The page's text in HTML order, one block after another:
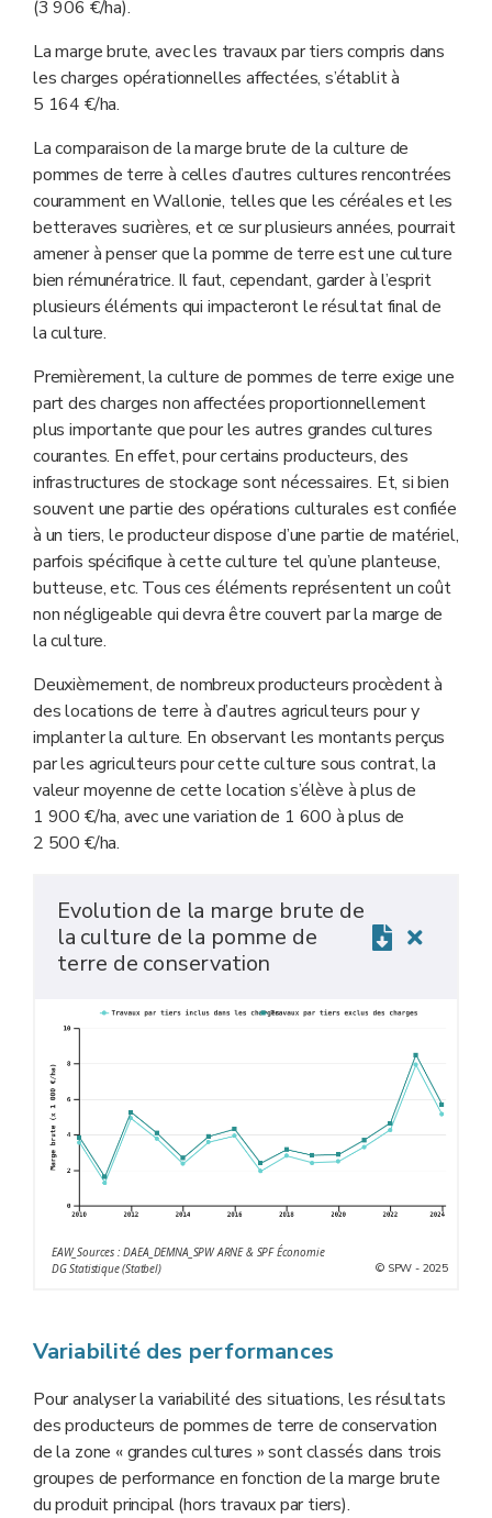
(3 906 €/ha).
La marge brute, avec les travaux par tiers compris dans
les charges opérationnelles affectées, s’établit à
5 164 €/ha.
La comparaison de la marge brute de la culture de
pommes de terre à celles d’autres cultures rencontrées
couramment en Wallonie, telles que les céréales et les
betteraves sucrières, et ce sur plusieurs années, pourrait
amener à penser que la pomme de terre est une culture
bien rémunératrice. Il faut, cependant, garder à l’esprit
plusieurs éléments qui impacteront le résultat final de
la culture.
Premièrement, la culture de pommes de terre exige une
part des charges non affectées proportionnellement
plus importante que pour les autres grandes cultures
courantes. En effet, pour certains producteurs, des
infrastructures de stockage sont nécessaires. Et, si bien
souvent une partie des opérations culturales est confiée
à un tiers, le producteur dispose d’une partie de matériel,
parfois spécifique à cette culture tel qu’une planteuse,
butteuse, etc. Tous ces éléments représentent un coût
non négligeable qui devra être couvert par la marge de
la culture.
Deuxièmement, de nombreux producteurs procèdent à
des locations de terre à d’autres agriculteurs pour y
implanter la culture. En observant les montants perçus
par les agriculteurs pour cette culture sous contrat, la
valeur moyenne de cette location s’élève à plus de
1 900 €/ha, avec une variation de 1 600 à plus de
2 500 €/ha.
Evolution de la marge brute de
la culture de la pomme de
terre de conservation
EAW_Sources : DAEA_DEMNA_SPW ARNE & SPF Économie
DG Statistique (Statbel)
© SPW - 2025
Variabilité des performances
Pour analyser la variabilité des situations, les résultats
des producteurs de pommes de terre de conservation
de la zone « grandes cultures » sont classés dans trois
groupes de performance en fonction de la marge brute
du produit principal (hors travaux par tiers).